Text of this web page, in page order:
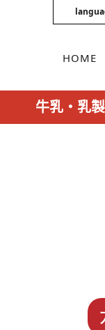
HOME
牛乳・乳